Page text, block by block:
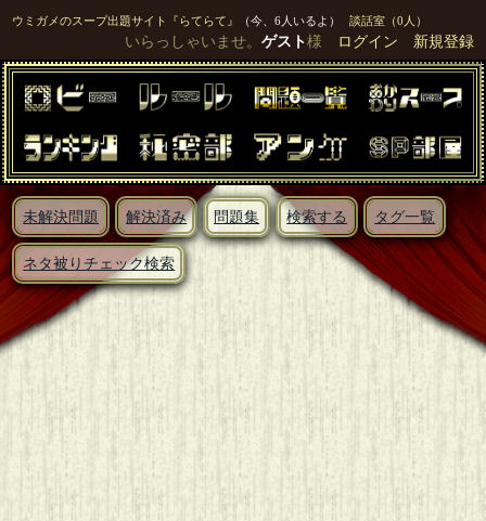
ウミガメのスープ出題サイト『らてらて』 （今、6人いるよ） 談話室（0人）
いらっしゃいませ。 ゲスト様 ログイン 新規登録
未解決問題 解決済み 問題集 検索する タグ一覧
ネタ被りチェック検索